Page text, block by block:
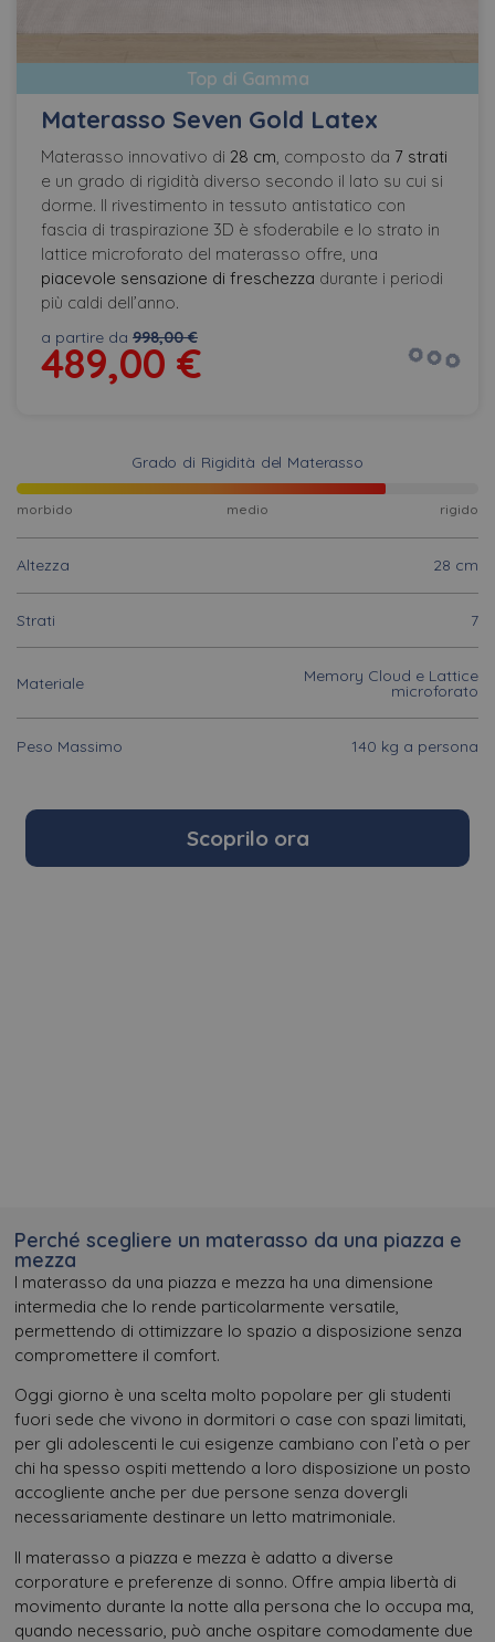
Top di Gamma
Materasso Seven Gold Latex
Materasso innovativo di 28 cm, composto da 7 strati
e un grado di rigidità diverso secondo il lato su cui si
dorme. Il rivestimento in tessuto antistatico con
fascia di traspirazione 3D è sfoderabile e lo strato in
lattice microforato del materasso offre, una
piacevole sensazione di freschezza durante i periodi
più caldi dell’anno.
a partire da 998,00 €
489,00 €
Grado di Rigidità del Materasso
morbido medio rigido
Altezza 28 cm
Strati 7
Materiale Memory Cloud e Lattice
microforato
Peso Massimo 140 kg a persona
Scoprilo ora
Perché scegliere un materasso da una piazza e
mezza
l materasso da una piazza e mezza ha una dimensione
intermedia che lo rende particolarmente versatile,
permettendo di ottimizzare lo spazio a disposizione senza
compromettere il comfort.
Oggi giorno è una scelta molto popolare per gli studenti
fuori sede che vivono in dormitori o case con spazi limitati,
per gli adolescenti le cui esigenze cambiano con l’età o per
chi ha spesso ospiti mettendo a loro disposizione un posto
accogliente anche per due persone senza dovergli
necessariamente destinare un letto matrimoniale.
Il materasso a piazza e mezza è adatto a diverse
corporature e preferenze di sonno. Offre ampia libertà di
movimento durante la notte alla persona che lo occupa ma,
quando necessario, può anche ospitare comodamente due